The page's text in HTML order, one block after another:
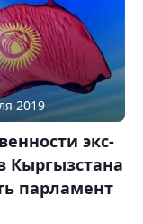
2019
экс-
Кыргызстана
парламент